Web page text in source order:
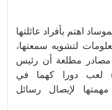
اهتم بأفراد عائلتها
لتشويه سمعتها،
مصادر مطلعة أن رئيس
لعب دورا كهما في
لإيصال رسائل